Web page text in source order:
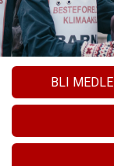
BLI